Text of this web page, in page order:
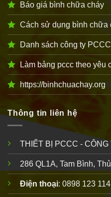
Báo giá bình chữa cháy
Cách sử dụng bình chữa
Danh sách công ty
Làm bảng pccc theo yêu
https://binhchuachay.org
Thông tin liên hệ
THIẾT BỊ PCCC -
286 QL1A, Tam Bình,
Điện thoại: 0898 123